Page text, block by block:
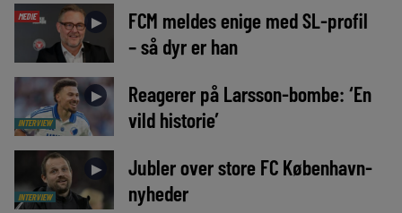
MEDIE ►
FCM meldes enige med SL-profil
– så dyr er han
INTERVIEW
►
Reagerer på Larsson-bombe: ‘En
vild historie’
INTERVIEW
►
Jubler over store FC København-
nyheder